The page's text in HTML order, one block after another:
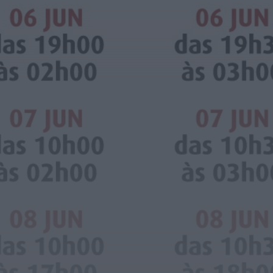
PJ detém homem por suspeitas de
tráfico de droga em operação que...
HOJE, 14:15
Notícias de Águeda
Passagem inferior da Cerâmica do Alto
Passagem inferior da Cerâmica do Alto